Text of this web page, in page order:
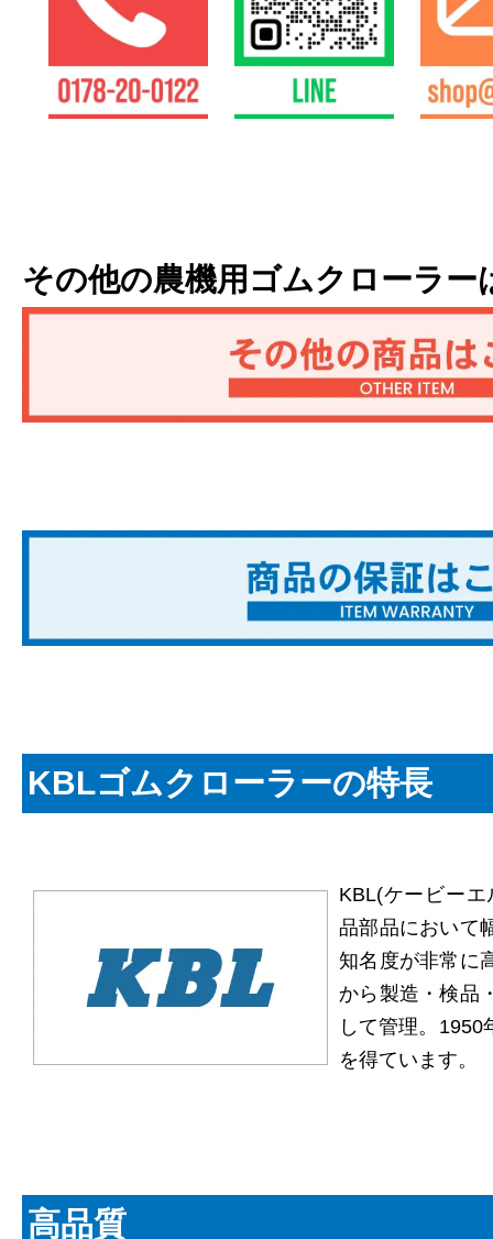
その他の農機用ゴムクローラー
KBLゴムクローラーの特長
KBL(ケービー
品部品において
知名度が非常に
から製造・検品
して管理。1950
を得ています。
高品質